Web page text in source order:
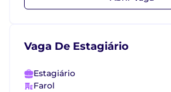
Vaga De Estagiário
Estagiário
Farol